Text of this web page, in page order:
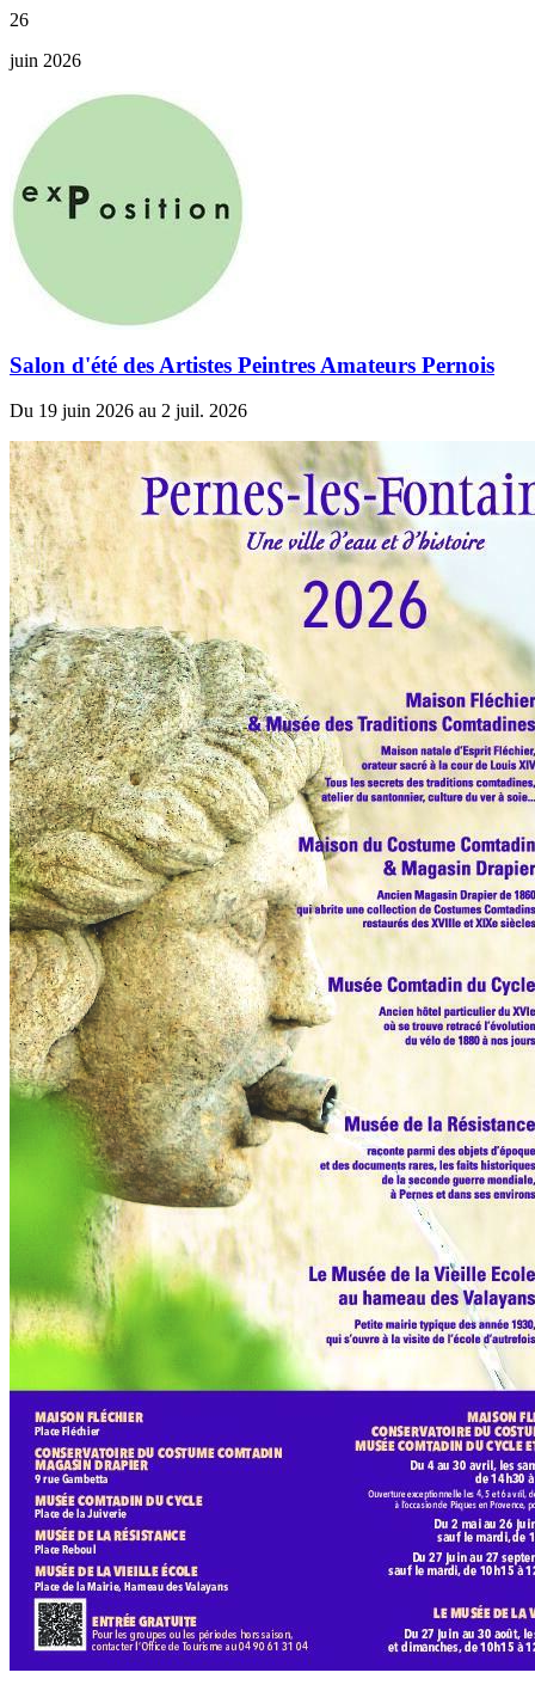
26
juin 2026
Salon d'été des Artistes Peintres Amateurs Pernois
Du 19 juin 2026 au 2 juil. 2026